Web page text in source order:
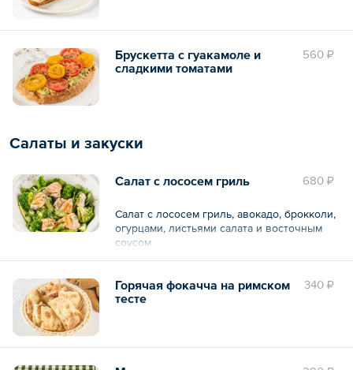
560 ₽
Брускетта с гуакамоле и
сладкими томатами
Салаты и закуски
680 ₽
Салат с лососем гриль
Салат с лососем гриль, авокадо, брокколи,
огурцами, листьями салата и восточным
соусом
340 ₽
Горячая фокачча на римском
тесте